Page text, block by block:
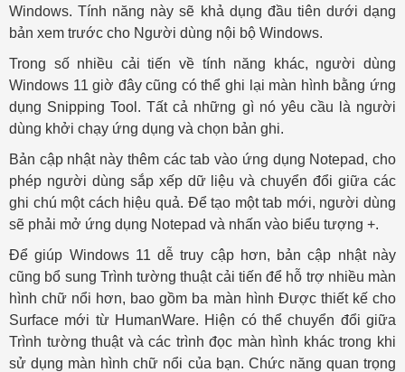
Windows. Tính năng này sẽ khả dụng đầu tiên dưới dạng
bản xem trước cho Người dùng nội bộ Windows.
Trong số nhiều cải tiến về tính năng khác, người dùng
Windows 11 giờ đây cũng có thể ghi lại màn hình bằng ứng
dụng Snipping Tool. Tất cả những gì nó yêu cầu là người
dùng khởi chạy ứng dụng và chọn bản ghi.
Bản cập nhật này thêm các tab vào ứng dụng Notepad, cho
phép người dùng sắp xếp dữ liệu và chuyển đổi giữa các
ghi chú một cách hiệu quả. Để tạo một tab mới, người dùng
sẽ phải mở ứng dụng Notepad và nhấn vào biểu tượng +.
Để giúp Windows 11 dễ truy cập hơn, bản cập nhật này
cũng bổ sung Trình tường thuật cải tiến để hỗ trợ nhiều màn
hình chữ nổi hơn, bao gồm ba màn hình Được thiết kế cho
Surface mới từ HumanWare. Hiện có thể chuyển đổi giữa
Trình tường thuật và các trình đọc màn hình khác trong khi
sử dụng màn hình chữ nổi của bạn. Chức năng quan trọng